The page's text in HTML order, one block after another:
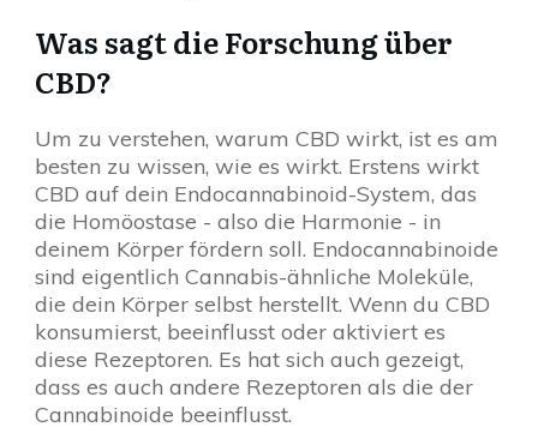
Was sagt die Forschung über
CBD?
Um zu verstehen, warum CBD wirkt, ist es am
besten zu wissen, wie es wirkt. Erstens wirkt
CBD auf dein Endocannabinoid-System, das
die Homöostase - also die Harmonie - in
deinem Körper fördern soll. Endocannabinoide
sind eigentlich Cannabis-ähnliche Moleküle,
die dein Körper selbst herstellt. Wenn du CBD
konsumierst, beeinflusst oder aktiviert es
diese Rezeptoren. Es hat sich auch gezeigt,
dass es auch andere Rezeptoren als die der
Cannabinoide beeinflusst.